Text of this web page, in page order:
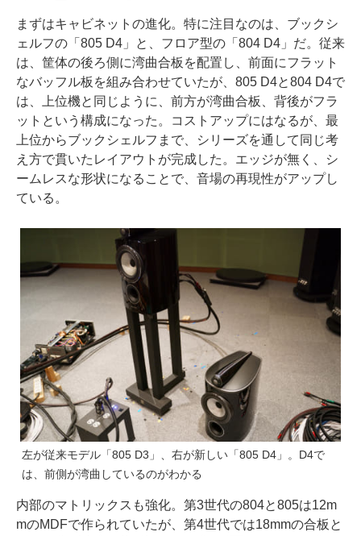
まずはキャビネットの進化。特に注目なのは、ブックシ
ェルフの「805 D4」と、フロア型の「804 D4」だ。従来
は、筐体の後ろ側に湾曲合板を配置し、前面にフラット
なバッフル板を組み合わせていたが、805 D4と804 D4で
は、上位機と同じように、前方が湾曲合板、背後がフラ
ットという構成になった。コストアップにはなるが、最
上位からブックシェルフまで、シリーズを通して同じ考
え方で貫いたレイアウトが完成した。エッジが無く、シ
ームレスな形状になることで、音場の再現性がアップし
ている。
左が従来モデル「805 D3」、右が新しい「805 D4」。D4で
は、前側が湾曲しているのがわかる
内部のマトリックスも強化。第3世代の804と805は12m
mのMDFで作られていたが、第4世代では18mmの合板と